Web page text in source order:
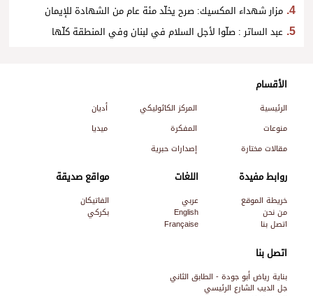
مزار شهداء المكسيك: صرح يخلّد مئة عام من الشهادة للإيمان
عبد الساتر : صلّوا لأجل السلام في لبنان وفي المنطقة كلّها
اتصل بنا
بناية رياض أبو جودة - الطابق الثاني
جل الديب الشارع الرئيسي
الأقسام
الرئيسية المركز الكاثوليكي
أديان
منوعات
المفكرة
ميديا
مقالات مختارة
إصدارات حبرية
روابط مفيدة
خريطة الموقع
من نحن
اتصل بنا
اللغات
عربي
English
Française
مواقع صديقة
الفاتيكان
بكركي